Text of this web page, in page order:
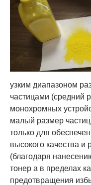
узким диапазоном
частицами (средний
монохромных
малый размер
только для
высокого качества
(благодаря
тонер а в пределах
предотвращения